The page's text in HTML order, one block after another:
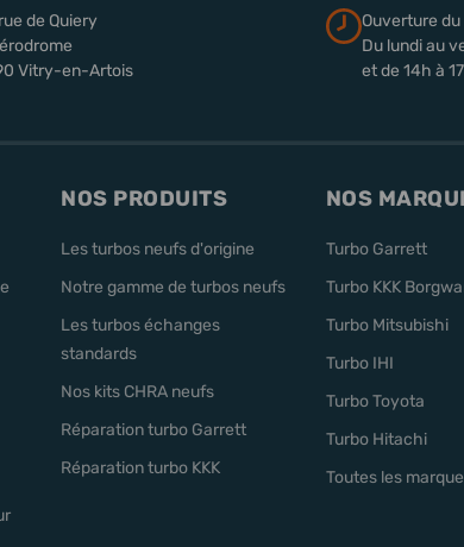
de Quiery
Vitry-en-Artois
Ouverture
Du lundi au
et de 14h à
NOS PRODUITS
Les turbos neufs d'origine
Notre gamme de turbos neufs
Les turbos échanges
standards
Nos kits CHRA neufs
Réparation turbo Garrett
Réparation turbo KKK
NOS
Turbo Garrett
Turbo KKK
Turbo Mitsubishi
Turbo IHI
Turbo Toyota
Turbo Hitachi
Toutes les